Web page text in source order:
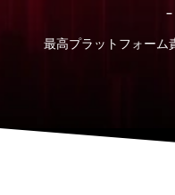
最高プラットフォーム